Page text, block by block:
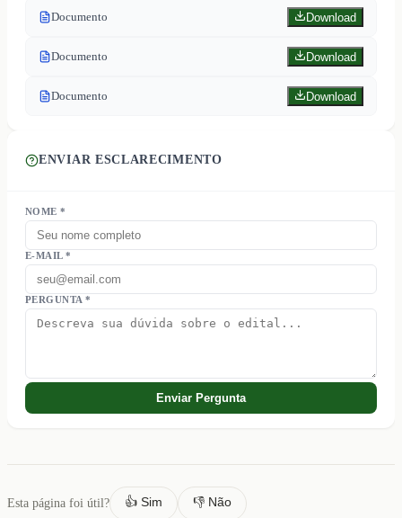
Documento Download
Documento Download
Documento Download
ENVIAR ESCLARECIMENTO
NOME *
E-MAIL *
PERGUNTA *
Enviar Pergunta
Esta página foi útil? 👍 Sim 👎 Não